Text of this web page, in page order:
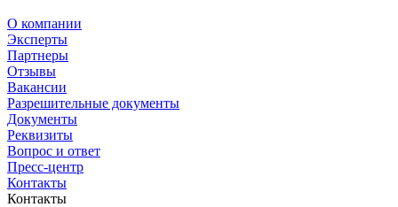
О компании
Эксперты
Партнеры
Отзывы
Вакансии
Разрешительные документы
Документы
Реквизиты
Вопрос и ответ
Пресс-центр
Контакты
Контакты